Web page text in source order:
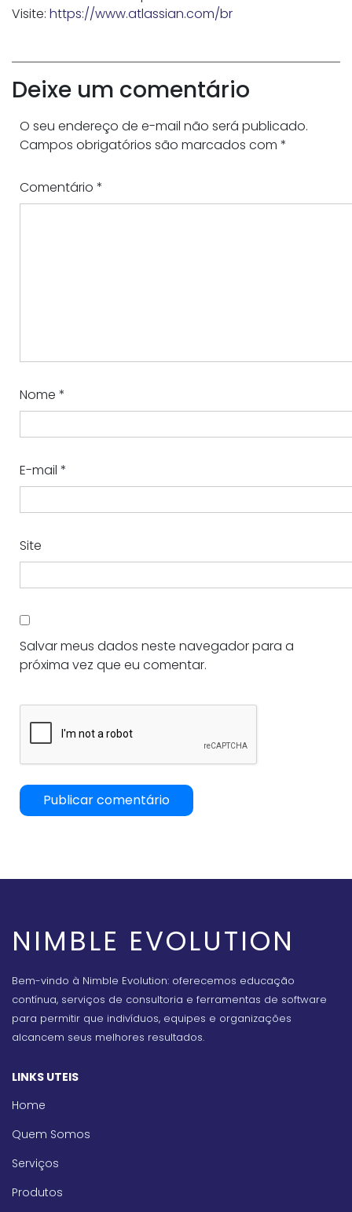
Visite: https://www.atlassian.com/br
Deixe um comentário
O seu endereço de e-mail não será publicado.
Campos obrigatórios são marcados com *
Comentário *
Nome *
E-mail *
Site
Salvar meus dados neste navegador para a
próxima vez que eu comentar.
NIMBLE EVOLUTION
Bem-vindo à Nimble Evolution: oferecemos educação
contínua, serviços de consultoria e ferramentas de software
para permitir que indivíduos, equipes e organizações
alcancem seus melhores resultados.
LINKS UTEIS
Home
Quem Somos
Serviços
Produtos